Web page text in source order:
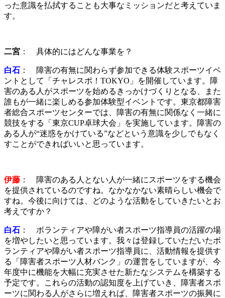
った意識を払拭することも大事なミッションだと考えていま
す。
二宮 ： 具体的にはどんな事業を？
白石 ： 障害の有無に関わらず参加できる体験スポーツイベ
ントとして「チャレスポ！TOKYO」を開催しています。障
害のある人がスポーツを始めるきっかけづくりとなる、また
誰もが一緒に楽しめる参加体験型イベントです。東京都障害
者総合スポーツセンターでは、障害の有無に関係なく一緒に
競技をする「東京CUP卓球大会」を実施しています。障害の
ある人が“迷惑をかけている”などという意識を少しでもなく
すことができればいいと思っています。
伊藤 ： 障害のある人とない人が一緒にスポーツをする機会
を提供されているのですね。なかなかない素晴らしい機会で
すね。今後に向けては、どのような活動をしていきたいとお
考えですか？
白石 ： ボランティアや障がい者スポーツ指導員の活躍の場
を増やしたいと思っています。我々は登録していただいたボ
ランティアや障がい者スポーツ指導員に、活動情報を提供す
る「障害者スポーツ人材バンク」の運営をしていますが、今
年度中に機能を大幅に充実させた新たなシステムを構築する
予定です。これらの活動の認知度を上げていき、障害者スポ
ーツに関わる人がさらに増えれば、障害者スポーツの振興に